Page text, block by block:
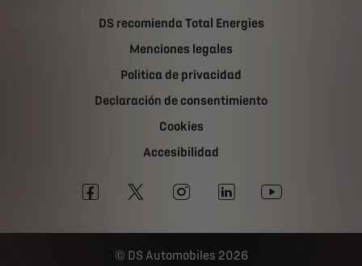
DS recomienda Total Energies
Menciones legales
Politica de privacidad
Declaración de consentimiento
Cookies
Accesibilidad
DS Automobiles 2026